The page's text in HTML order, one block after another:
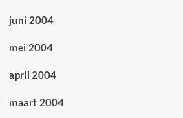
juni 2004
mei 2004
april 2004
maart 2004